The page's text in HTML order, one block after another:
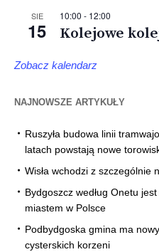
SIE
15
10:00 - 12:00
Kolejowe
Zobacz kalendarz
NAJNOWSZE ARTYKUŁY
Ruszyła budowa linii
latach powstają nowe
Wisła wchodzi z szczególnie
Bydgoszcz według Onetu
miastem w Polsce
Podbydgoska gmina ma
cysterskich korzeni